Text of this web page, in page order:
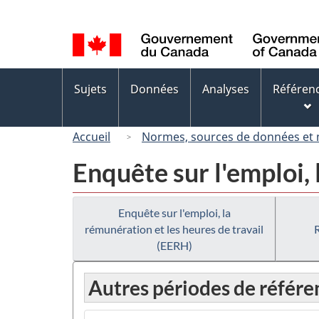
de
la
langue
des
Sujets Données Analyses
Accueil Normes, sources de données et
Enquête sur
Enquête sur l'emploi, la
rémunération et les heures de travail
(EERH)
Autres périodes de